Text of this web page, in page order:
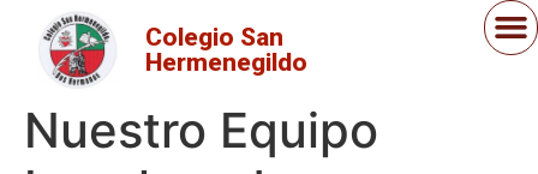
Colegio San
Hermenegildo
Nuestro Equipo